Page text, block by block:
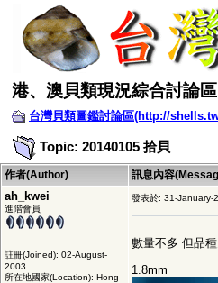
港、澳貝類現況綜合討論區
台灣貝類圖鑑討論區(http://
Topic: 20140105 拾貝
作者(Author) 訊息內容
ah_kwei
進階會員
註冊(Joined): 02-August-
2003
所在地國家(Location): Hong
發表於: 31-
數量不多 但品
1.8mm